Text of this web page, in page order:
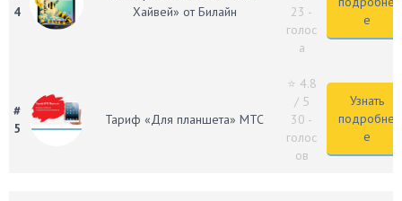
4
Хайвей» от Билайн
23 -
голос
а
е
#
5
Тариф «Для планшета» МТС
⭐ 4.8
/ 5
30 -
голос
ов
Узнать
подробне
е